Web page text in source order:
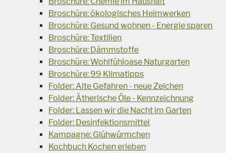
Broschüre: ökologisches Heimwerken
Broschüre: Gesund wohnen - Energie sparen
Broschüre: Textilien
Broschüre: Dämmstoffe
Broschüre: Wohlfühloase Naturgarten
Broschüre: 99 Klimatipps
Folder: Alte Gefahren - neue Zeichen
Folder: Ätherische Öle - Kennzeichnung
Folder: Lassen wir die Nacht im Garten
Folder: Desinfektionsmittel
Kampagne: Glühwürmchen
Kochbuch Kochen erleben